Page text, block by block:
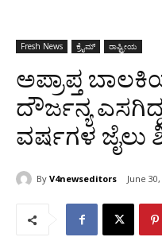
Fresh News ಕ್ರೈಮ್ ರಾಷ್ಟ್ರೀಯ
ಅಪ್ರಾಪ್ತ
ದೌರ್ಜನ್ಯ
ವರ್ಷಗಳ ಜೈಲು
By V4newseditors June